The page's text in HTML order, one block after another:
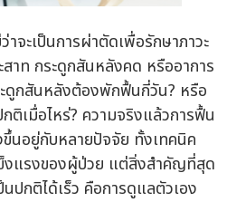
าจะเป็นการผ่าตัดเพื่อรักษาภาวะ
าท กระดูกสันหลังคด หรืออาการ
ดูกสันหลังต้องพักฟื้นกี่วัน? หรือ
ติเมื่อไหร่? ความจริงแล้วการฟื้น
นอยู่กับหลายปัจจัย ทั้งเทคนิค
งแรงของผู้ป่วย แต่สิ่งสำคัญที่สุด
ปกติได้เร็ว คือการดูแลตัวเอง